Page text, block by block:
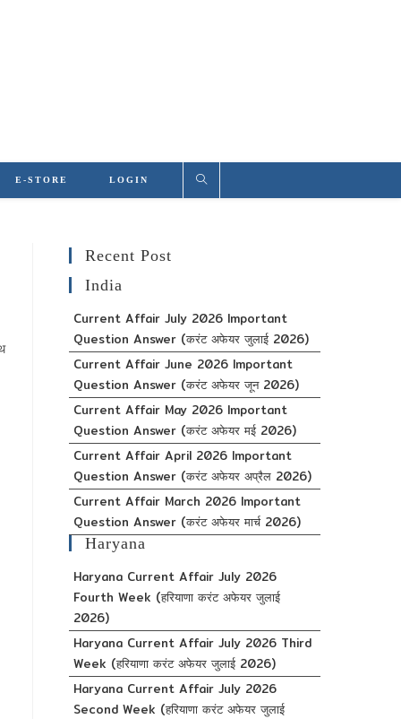
E-STORE LOGIN
Recent Post
India
Current Affair July 2026 Important
Question Answer (करंट अफेयर जुलाई 2026)
Current Affair June 2026 Important
Question Answer (करंट अफेयर जून 2026)
Current Affair May 2026 Important
Question Answer (करंट अफेयर मई 2026)
Current Affair April 2026 Important
Question Answer (करंट अफेयर अप्रैल 2026)
Current Affair March 2026 Important
Question Answer (करंट अफेयर मार्च 2026)
Haryana
Haryana Current Affair July 2026
Fourth Week (हरियाणा करंट अफेयर जुलाई
2026)
Haryana Current Affair July 2026 Third
Week (हरियाणा करंट अफेयर जुलाई 2026)
Haryana Current Affair July 2026
Second Week (हरियाणा करंट अफेयर जुलाई